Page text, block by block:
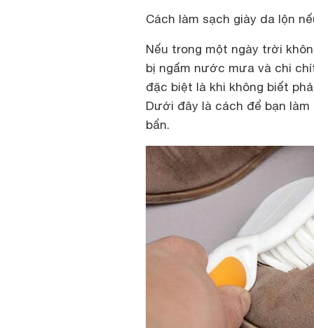
Cách làm sạch giày da lộn
Nếu trong một ngày trời
bị ngấm nước mưa và chi
đặc biệt là khi không biết
Dưới đây là cách để bạn
bẩn.